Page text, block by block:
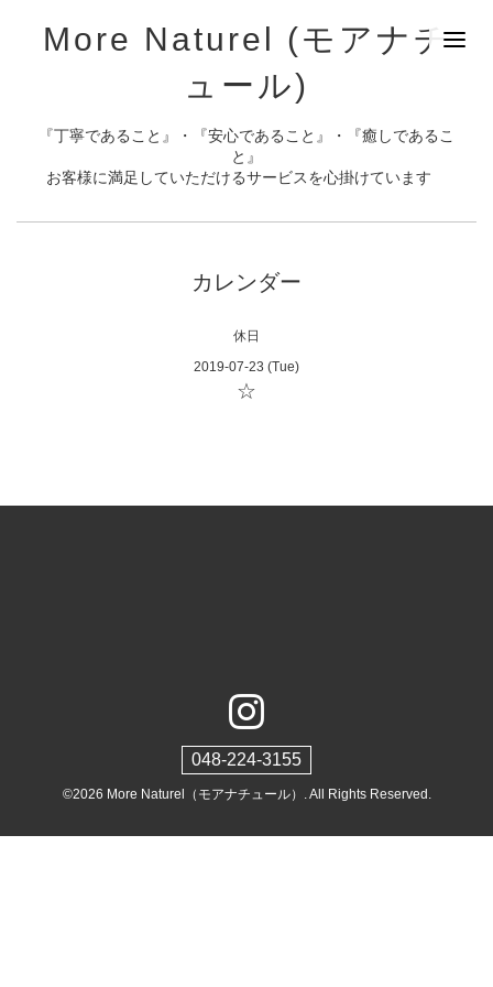
More Naturel (モアナチ
ュール)
『丁寧であること』・『安心であること』・『癒しであるこ
と』
お客様に満足していただけるサービスを心掛けています
カレンダー
休日
2019-07-23 (Tue)
☆
048-224-3155
©2026 More Naturel（モアナチュール） . All Rights Reserved.